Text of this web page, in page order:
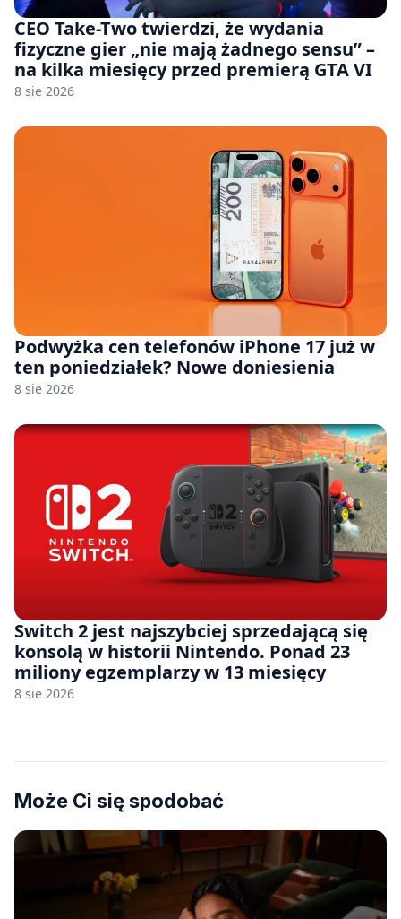
CEO Take-Two twierdzi, że wydania
fizyczne gier „nie mają żadnego sensu” –
na kilka miesięcy przed premierą GTA VI
8 sie 2026
Podwyżka cen telefonów iPhone 17 już w
ten poniedziałek? Nowe doniesienia
8 sie 2026
Switch 2 jest najszybciej sprzedającą się
konsolą w historii Nintendo. Ponad 23
miliony egzemplarzy w 13 miesięcy
8 sie 2026
Może Ci się spodobać